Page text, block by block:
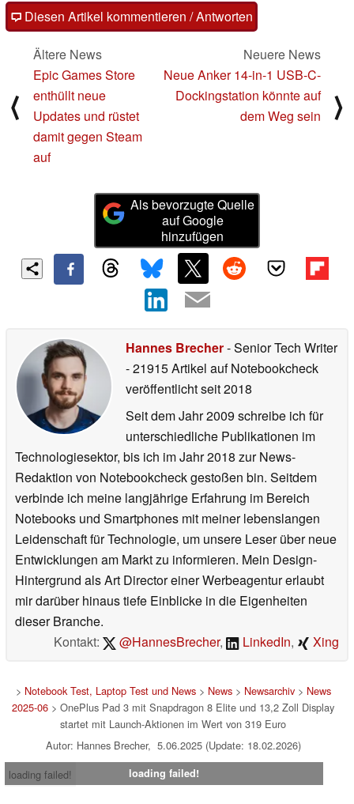
Diesen Artikel kommentieren / Antworten
⟨
Ältere News
Epic Games Store
enthüllt neue
Updates und rüstet
damit gegen Steam
auf
Neuere News
Neue Anker 14-in-1 USB-C-
Dockingstation könnte auf
dem Weg sein
⟩
Als bevorzugte Quelle
auf Google
hinzufügen
Hannes Brecher- Senior Tech Writer
- 21915 Artikel auf Notebookcheck
veröffentlichtseit 2018
Seit dem Jahr 2009 schreibe ich für
unterschiedliche Publikationen im
Technologiesektor, bis ich im Jahr 2018 zur News-
Redaktion von Notebookcheck gestoßen bin. Seitdem
verbinde ich meine langjährige Erfahrung im Bereich
Notebooks und Smartphones mit meiner lebenslangen
Leidenschaft für Technologie, um unsere Leser über neue
Entwicklungen am Markt zu informieren. Mein Design-
Hintergrund als Art Director einer Werbeagentur erlaubt
mir darüber hinaus tiefe Einblicke in die Eigenheiten
dieser Branche.
Kontakt:
@HannesBrecher, LinkedIn, Xing
> Notebook Test, Laptop Test und News> News> Newsarchiv> News
2025-06 > OnePlus Pad 3 mit Snapdragon 8 Elite und 13,2 Zoll Display
startet mit Launch-Aktionen im Wert von 319 Euro
Autor: Hannes Brecher, 5.06.2025 (Update: 18.02.2026)
loading failed!
loading failed!